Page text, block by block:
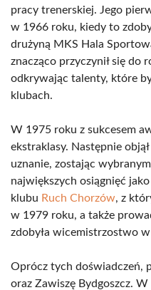
pracy trenerskiej. Jego
w 1966 roku, kiedy to
drużyną MKS Hala
znacząco przyczynił się do
odkrywając talenty, które
klubach.
W 1975 roku z sukcesem
ekstraklasy. Następnie
uznanie, zostając
największych osiągnięć
klubu Ruch Chorzów, z
w 1979 roku, a także
zdobyła wicemistrzostwo
Oprócz tych doświadczeń,
oraz Zawiszę Bydgoszcz.